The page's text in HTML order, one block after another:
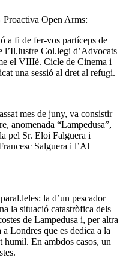
Open Arms:
a fi de fer-vos partíceps de
l’Il.lustre Col.legi d’Advocats
el VIIIè. Cicle de Cinema i
una sessió al dret al refugi.
mes de juny, va consistir
anomenada “Lampedusa”,
pel Sr. Eloi Falguera i
Salguera i l’Al
la d’un pescador
la situació catastròfica dels
de Lampedusa i, per altra
Londres que es dedica a la
humil. En ambdos casos, un